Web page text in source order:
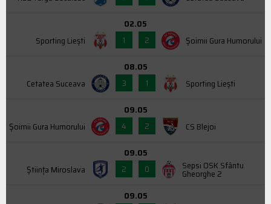
Sporting Liești
02.05
1
2 Şoimii Gura Humorului
Cetatea Suceava
08.05
3
1 Sporting Liești
Şoimii Gura Humorului
09.05
4
2 CS Blejoi
Știința Miroslava
09.05
2
0 Sepsi OSK Sfântu
Gheorghe 2
09.05